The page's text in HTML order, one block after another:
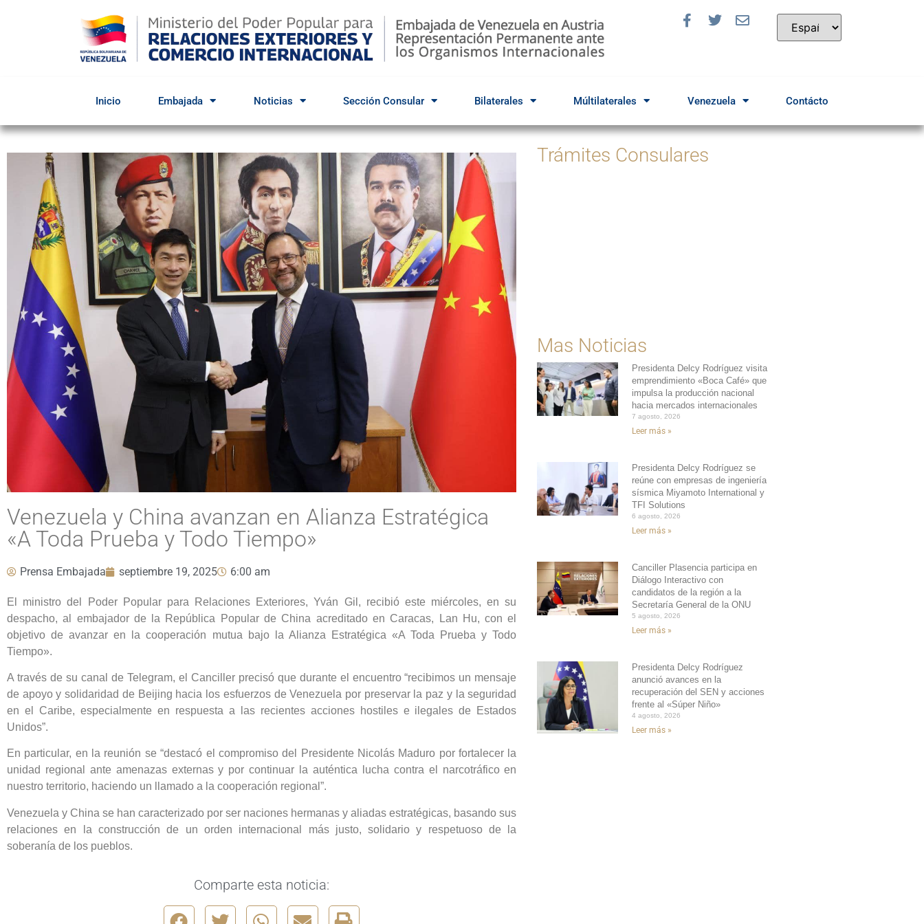
Inicio Embajada Noticias Sección Consular Bilaterales Múltilaterales Venezuela Contácto
Venezuela y China avanzan en Alianza Estratégica
«A Toda Prueba y Todo Tiempo»
Prensa Embajada septiembre 19, 2025 6:00 am
El ministro del Poder Popular para Relaciones Exteriores, Yván Gil, recibió este miércoles, en su
despacho, al embajador de la República Popular de China acreditado en Caracas, Lan Hu, con el
objetivo de avanzar en la cooperación mutua bajo la Alianza Estratégica «A Toda Prueba y Todo
Tiempo».
A través de su canal de Telegram, el Canciller precisó que durante el encuentro “recibimos un mensaje
de apoyo y solidaridad de Beijing hacia los esfuerzos de Venezuela por preservar la paz y la seguridad
en el Caribe, especialmente en respuesta a las recientes acciones hostiles e ilegales de Estados
Unidos”.
En particular, en la reunión se “destacó el compromiso del Presidente Nicolás Maduro por fortalecer la
unidad regional ante amenazas externas y por continuar la auténtica lucha contra el narcotráfico en
nuestro territorio, haciendo un llamado a la cooperación regional”.
Venezuela y China se han caracterizado por ser naciones hermanas y aliadas estratégicas, basando sus
relaciones en la construcción de un orden internacional más justo, solidario y respetuoso de la
soberanía de los pueblos.
Comparte esta noticia:
Trámites Consulares
Mas Noticias
Presidenta Delcy Rodríguez visita
emprendimiento «Boca Café» que
impulsa la producción nacional
hacia mercados internacionales
7 agosto, 2026
Leer más »
Presidenta Delcy Rodríguez se
reúne con empresas de ingeniería
sísmica Miyamoto International y
TFI Solutions
6 agosto, 2026
Leer más »
Canciller Plasencia participa en
Diálogo Interactivo con
candidatos de la región a la
Secretaría General de la ONU
5 agosto, 2026
Leer más »
Presidenta Delcy Rodríguez
anunció avances en la
recuperación del SEN y acciones
frente al «Súper Niño»
4 agosto, 2026
Leer más »